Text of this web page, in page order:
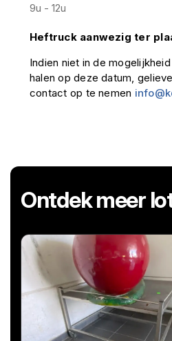
9u - 12u
Heftruck aanwezig ter
Indien niet in de
halen op deze datum,
contact op te nemen
Ontdek meer